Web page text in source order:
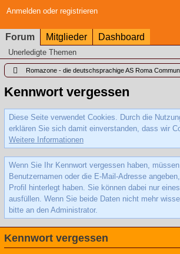
Anmelden oder registrieren
Forum Mitglieder Dashboard
Unerledigte Themen
Romazone - die deutschsprachige AS Roma
Kennwort vergessen
Diese Seite verwendet Cookies. Durch die
erklären Sie sich damit einverstanden, dass wir
Weitere Informationen
Wenn Sie Ihr Kennwort vergessen haben,
Benutzernamen oder die E-Mail-Adresse
Profil hinterlegt haben. Sie können dabei nur
ausfüllen. Wenn Sie beide Daten nicht mehr
bitte an den Administrator.
Kennwort vergessen